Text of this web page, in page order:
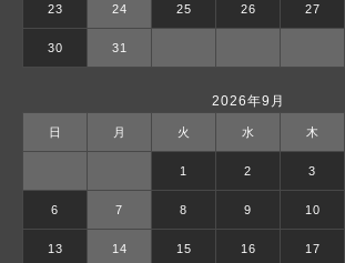
23 24 25 26 27
30 31
2026年9月
日 月 火 水 木
1 2 3
6 7 8 9 10
13 14 15 16 17